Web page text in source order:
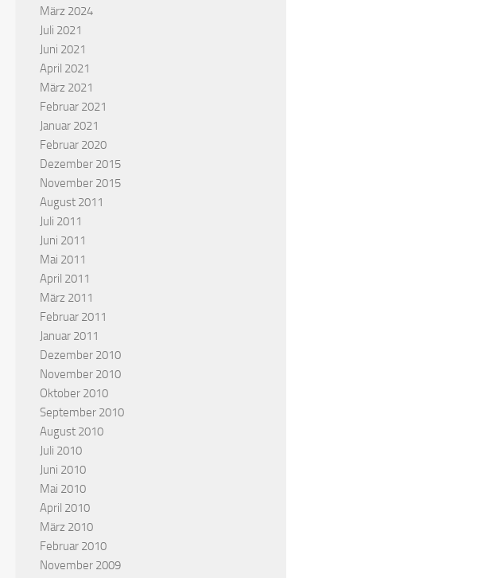
März 2024
Juli 2021
Juni 2021
April 2021
März 2021
Februar 2021
Januar 2021
Februar 2020
Dezember 2015
November 2015
August 2011
Juli 2011
Juni 2011
Mai 2011
April 2011
März 2011
Februar 2011
Januar 2011
Dezember 2010
November 2010
Oktober 2010
September 2010
August 2010
Juli 2010
Juni 2010
Mai 2010
April 2010
März 2010
Februar 2010
November 2009